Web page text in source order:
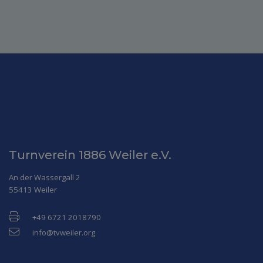
Turnverein 1886 Weiler e.V.
An der Wassergall 2
55413 Weiler
+49 6721 2018790
info@tvweiler.org